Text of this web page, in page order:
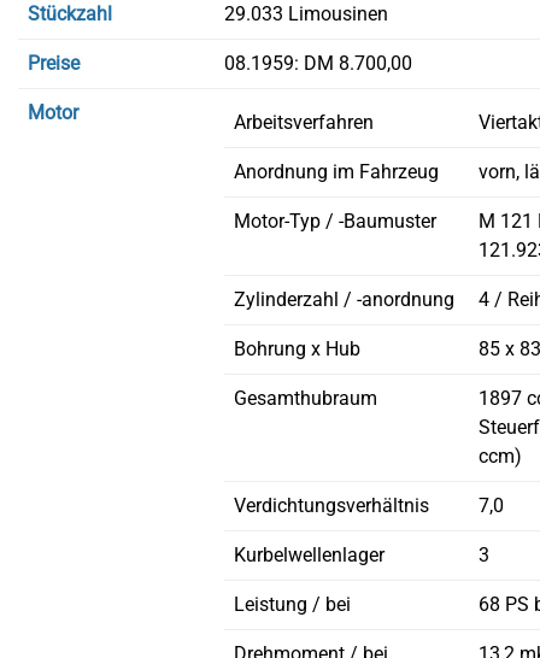
Stückzahl 29.033 Limousinen
Preise 08.1959: DM 8.700,00
Motor Arbeitsverfahren
Anordnung im Fahrzeug vorn,
Motor-Typ / -Baumuster
M 121
Zylinderzahl / -anordnung 4 /
Bohrung x Hub 85 x
Gesamthubraum
1897
ccm)
Verdichtungsverhältnis 7,0
Kurbelwellenlager 3
Leistung / bei 68 PS